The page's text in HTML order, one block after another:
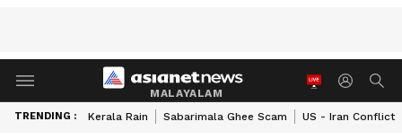
MALAYALAM
TRENDING : Kerala Rain Sabarimala Ghee Scam US - Iran Conflict